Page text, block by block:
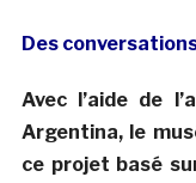
Des
Avec l’aide de
Argentina, le
ce projet basé